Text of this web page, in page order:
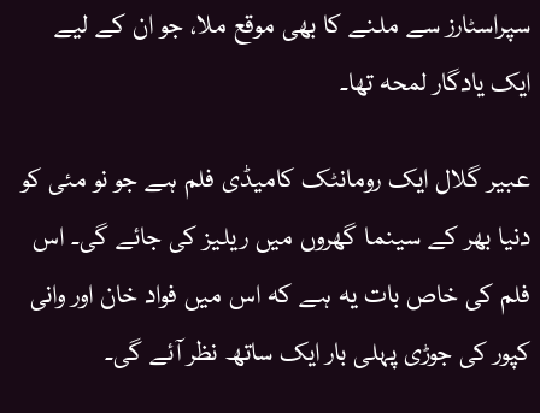
سپراسٹارز سے ملنے کا بھی موقع ملا، جو ان کے لیے
ایک یادگار لمحہ تھا۔
عبیر گلال ایک رومانٹک کامیڈی فلم ہے جو نو مئی کو
دنیا بھر کے سینما گھروں میں ریلیز کی جائے گی۔ اس
فلم کی خاص بات یہ ہے کہ اس میں فواد خان اور وانی
کپور کی جوڑی پہلی بار ایک ساتھ نظر آئے گی۔